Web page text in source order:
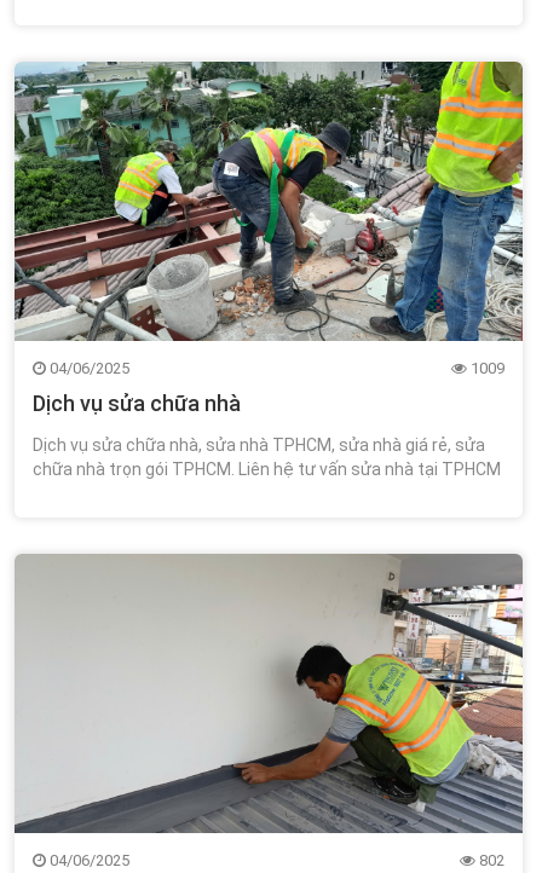
04/06/2025 1009
Dịch vụ sửa chữa nhà
Dịch vụ sửa chữa nhà, sửa nhà TPHCM, sửa nhà giá rẻ, sửa
chữa nhà trọn gói TPHCM. Liên hệ tư vấn sửa nhà tại TPHCM
04/06/2025 802